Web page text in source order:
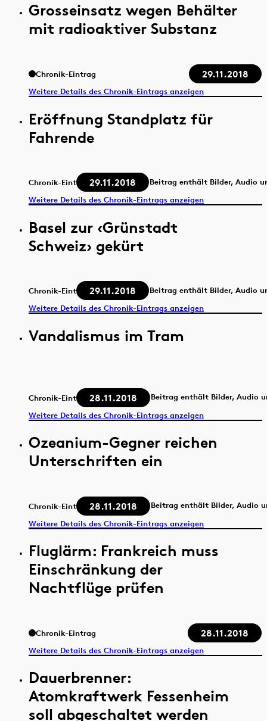
Grosseinsatz wegen Behälter
mit radioaktiver Substanz
Chronik-Eintrag 29.11.2018
Weitere Details des Chronik-Eintrags anzeigen
Eröffnung Standplatz für
Fahrende
Chronik-Eintrag 29.11.2018
Beitrag enthält Bilder, Audio
Weitere Details des Chronik-Eintrags anzeigen
Basel zur ‹Grünstadt
Schweiz› gekürt
Chronik-Eintrag 29.11.2018
Beitrag enthält Bilder, Audio
Weitere Details des Chronik-Eintrags anzeigen
Vandalismus im Tram
Chronik-Eintrag 28.11.2018
Beitrag enthält Bilder, Audio
Weitere Details des Chronik-Eintrags anzeigen
Ozeanium-Gegner reichen
Unterschriften ein
Chronik-Eintrag 28.11.2018
Beitrag enthält Bilder, Audio
Weitere Details des Chronik-Eintrags anzeigen
Fluglärm: Frankreich muss
Einschränkung der
Nachtflüge prüfen
Chronik-Eintrag 28.11.2018
Weitere Details des Chronik-Eintrags anzeigen
Dauerbrenner:
Atomkraftwerk Fessenheim
soll abgeschaltet werden